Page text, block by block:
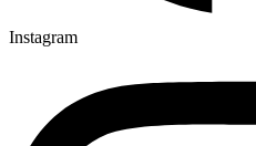
Instagram